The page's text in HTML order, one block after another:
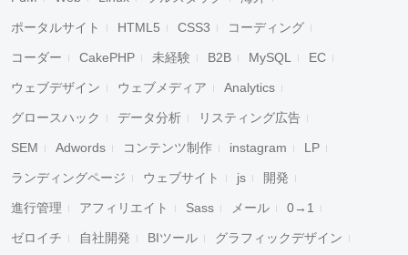
ポータルサイト HTML5 CSS3 コーディング
コーダー CakePHP 未経験 B2B MySQL EC
ウェブデザイン ウェブメディア Analytics
グロースハック データ分析 リスティング広告
SEM Adwords コンテンツ制作 instagram LP
ランディングページ ウェブサイト js 開発
進行管理 アフィリエイト Sass メール 0→1
ゼロイチ 自社開発 BIツール グラフィックデザイン